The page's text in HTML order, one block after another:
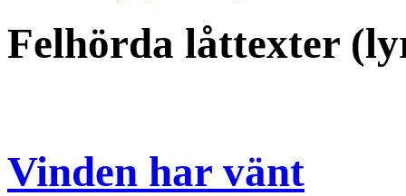
Felhörda låttexter
Vinden har vänt